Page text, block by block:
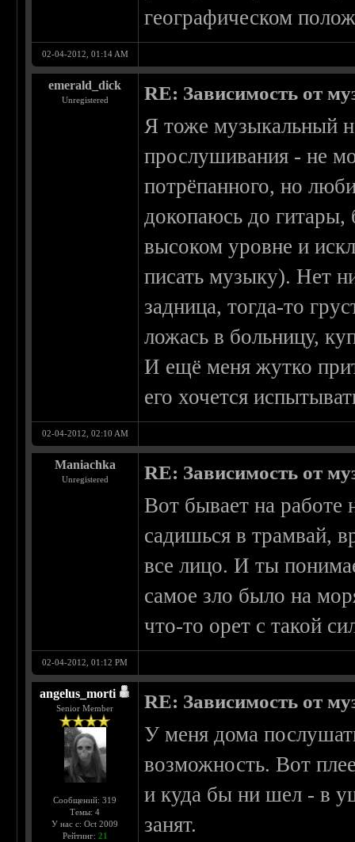
географическом
02-04-2012, 01:14 AM
emerald_dick
Unregistered RE: Зависимость от
Я тоже музыкальный
прослушивания - не
потрёпанного, но
докопаюсь до гитары,
высоком уровне и
писать музыку). Нет
задница, тогда-то
ложась в больницу,
И ещё меня жутко
его хочется
02-04-2012, 02:10 AM
Maniachka
Unregistered RE: Зависимость от
Вот бывает на работе
садишься в трамвай,
все лицо. И ты
самое зло было на
что-то орет с такой
02-04-2012, 01:12 PM
angelus_morti
Senior Member
Сообщений: 319
Темы: 4
У нас с: Oct 2009
Рейтинг: 21
RE: Зависимость от
У меня дома
возможность. Вот
и куда бы ни шел - в
занят.